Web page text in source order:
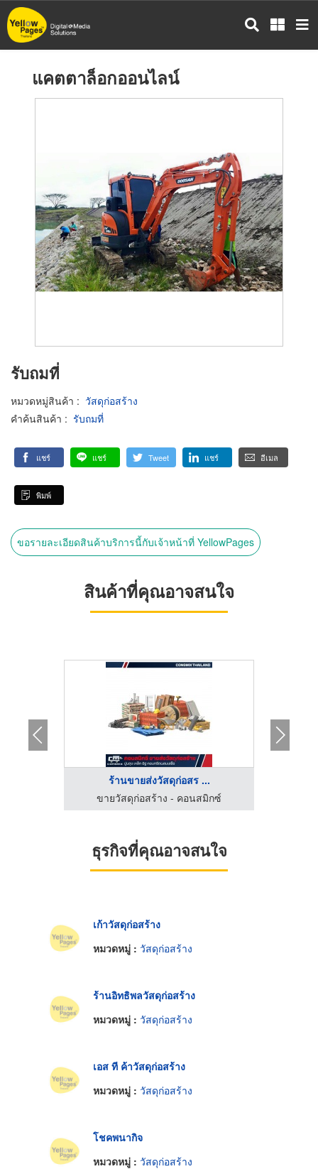
ข้าม
ไป
แคตตาล็อกออนไลน์
รับถมที่
หมวดหมู่สินค้า : วัสดุก่อสร้าง
คำค้นสินค้า : รับถมที่
แชร์ แชร์ Tweet แชร์ อีเมล
พิมพ์
ขอรายละเอียดสินค้าบริการนี้กับเจ้าหน้าที่ YellowPages
สินค้าที่คุณอาจสนใจ
ร้านขายส่งวัสดุก่อสร ...
ขายวัสดุก่อสร้าง - คอนสมิกซ์
ธุรกิจที่คุณอาจสนใจ
เก้าวัสดุก่อสร้าง
หมวดหมู่ : วัสดุก่อสร้าง
ร้านอิทธิพลวัสดุก่อสร้าง
หมวดหมู่ : วัสดุก่อสร้าง
เอส ที ค้าวัสดุก่อสร้าง
หมวดหมู่ : วัสดุก่อสร้าง
โชคพนากิจ
หมวดหมู่ : วัสดุก่อสร้าง